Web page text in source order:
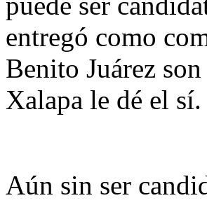
entregó como
Benito Juárez
Xalapa le dé el sí.
Aún sin ser